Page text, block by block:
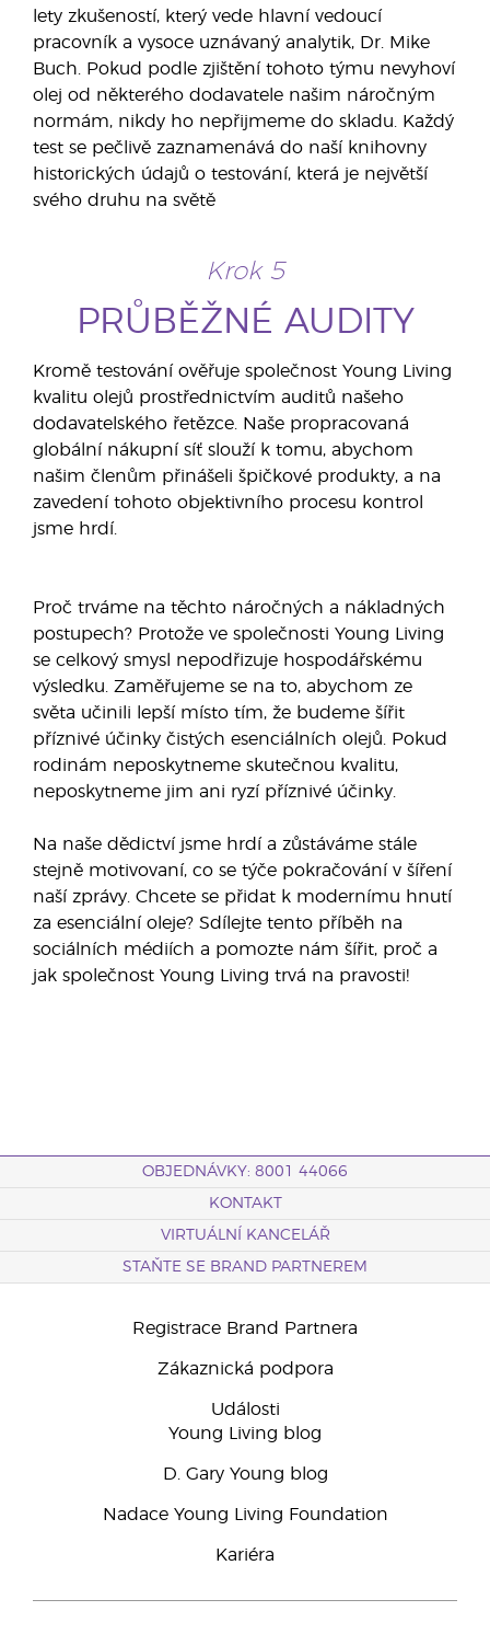
lety zkušeností, který vede hlavní vedoucí
pracovník a vysoce uznávaný analytik, Dr. Mike
Buch. Pokud podle zjištění tohoto týmu nevyhoví
olej od některého dodavatele našim náročným
normám, nikdy ho nepřijmeme do skladu. Každý
test se pečlivě zaznamenává do naší knihovny
historických údajů o testování, která je největší
svého druhu na světě
Krok 5
PRŮBĚŽNÉ AUDITY
Kromě testování ověřuje společnost Young Living
kvalitu olejů prostřednictvím auditů našeho
dodavatelského řetězce. Naše propracovaná
globální nákupní síť slouží k tomu, abychom
našim členům přinášeli špičkové produkty, a na
zavedení tohoto objektivního procesu kontrol
jsme hrdí.
Proč trváme na těchto náročných a nákladných
postupech? Protože ve společnosti Young Living
se celkový smysl nepodřizuje hospodářskému
výsledku. Zaměřujeme se na to, abychom ze
světa učinili lepší místo tím, že budeme šířit
příznivé účinky čistých esenciálních olejů. Pokud
rodinám neposkytneme skutečnou kvalitu,
neposkytneme jim ani ryzí příznivé účinky.
Na naše dědictví jsme hrdí a zůstáváme stále
stejně motivovaní, co se týče pokračování v šíření
naší zprávy. Chcete se přidat k modernímu hnutí
za esenciální oleje? Sdílejte tento příběh na
sociálních médiích a pomozte nám šířit, proč a
jak společnost Young Living trvá na pravosti!
OBJEDNÁVKY: 8001 44066
KONTAKT
VIRTUÁLNÍ KANCELÁŘ
STAŇTE SE BRAND PARTNEREM
Registrace Brand Partnera
Zákaznická podpora
Události
Young Living blog
D. Gary Young blog
Nadace Young Living Foundation
Kariéra